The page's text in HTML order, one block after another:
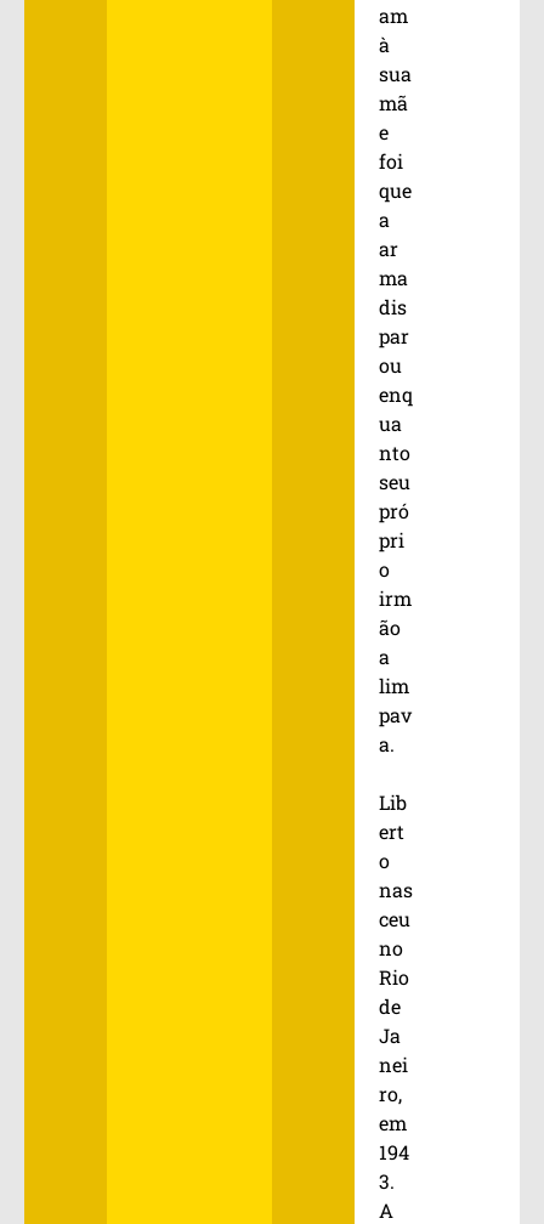
am
à
sua
mã
e
foi
que
a
ar
ma
dis
par
ou
enq
ua
nto
seu
pró
pri
o
irm
ão
a
lim
pav
a.
Lib
ert
o
nas
ceu
no
Rio
de
Ja
nei
ro,
em
194
3.
A